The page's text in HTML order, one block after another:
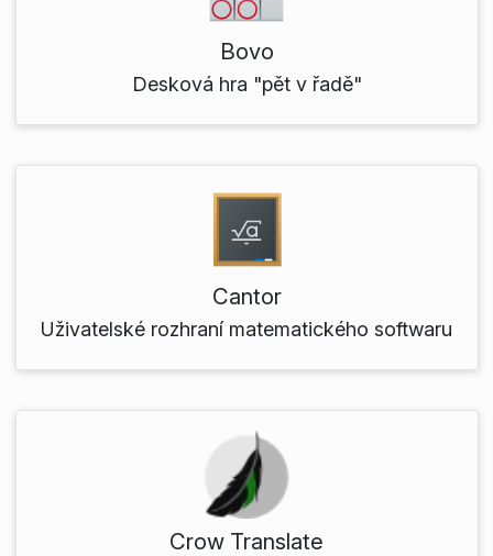
Bovo
Desková hra "pět v řadě"
Cantor
Uživatelské rozhraní matematického softwaru
Crow Translate